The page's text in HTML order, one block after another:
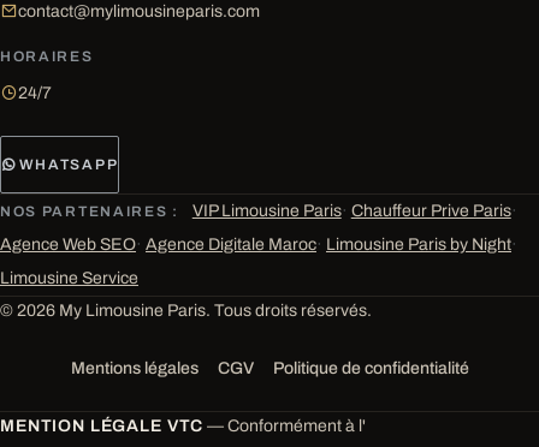
contact@mylimousineparis.com
HORAIRES
24/7
WHATSAPP
NOS PARTENAIRES : VIP Limousine Paris· Chauffeur Prive Paris·
Agence Web SEO· Agence Digitale Maroc· Limousine Paris by Night·
Limousine Service
© 2026 My Limousine Paris. Tous droits réservés.
Mentions légales CGV Politique de confidentialité
MENTION LÉGALE VTC — Conformément à l'